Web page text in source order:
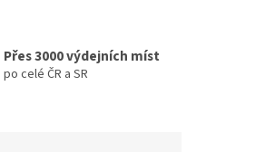
Přes 3000 výdejních míst
po celé ČR a SR